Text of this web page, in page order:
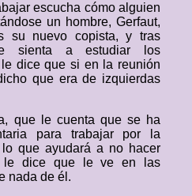
escucha cómo alguien
un hombre, Gerfaut,
su nuevo copista, y tras
sienta a estudiar los
dice que si en la reunión
que era de izquierdas
que le cuenta que se ha
para trabajar por la
que ayudará a no hacer
le dice que le ve en las
nada de él.